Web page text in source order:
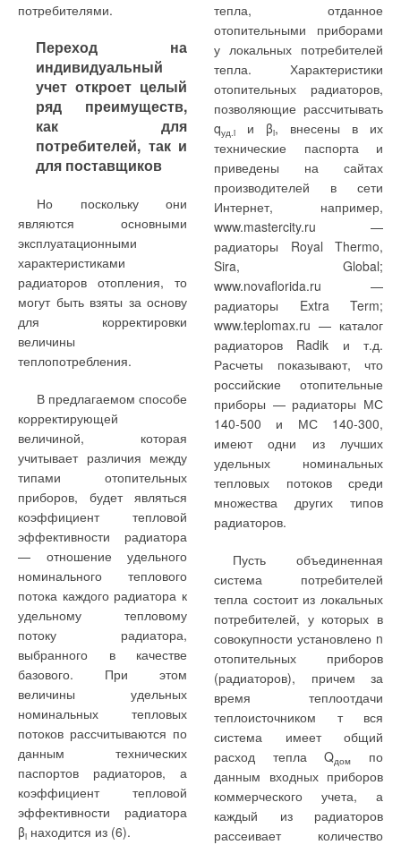
потребителями.
Переход на
индивидуальный
учет откроет целый
ряд преимуществ,
как для
потребителей, так и
для поставщиков
Но поскольку они
являются основными
эксплуатационными
характеристиками
радиаторов отопления, то
могут быть взяты за основу
для корректировки
величины
теплопотребления.
В предлагаемом способе
корректирующей
величиной, которая
учитывает различия между
типами отопительных
приборов, будет являться
коэффициент тепловой
эффективности радиатора
— отношение удельного
номинального теплового
потока каждого радиатора к
удельному тепловому
потоку радиатора,
выбранного в качестве
базового. При этом
величины удельных
номинальных тепловых
потоков рассчитываются по
данным технических
паспортов радиаторов, а
коэффициент тепловой
эффективности радиатора
βi находится из (6).
тепла, отданное
отопительными приборами
у локальных потребителей
тепла. Характеристики
отопительных радиаторов,
позволяющие рассчитывать
qуд.i и βi, внесены в их
технические паспорта и
приведены на сайтах
производителей в сети
Интернет, например,
www.mastercity.ru —
радиаторы Royal Thermo,
Sira, Global;
www.novaflorida.ru —
радиаторы Extra Term;
www.teplomax.ru — каталог
радиаторов Radik и т.д.
Расчеты показывают, что
российские отопительные
приборы — радиаторы МС
140-500 и МС 140-300,
имеют одни из лучших
удельных номинальных
тепловых потоков среди
множества других типов
радиаторов.
Пусть объединенная
система потребителей
тепла состоит из локальных
потребителей, у которых в
совокупности установлено n
отопительных приборов
(радиаторов), причем за
время теплоотдачи
теплоисточником т вся
система имеет общий
расход тепла Qдом
по
данным входных приборов
коммерческого учета, а
каждый из радиаторов
рассеивает количество